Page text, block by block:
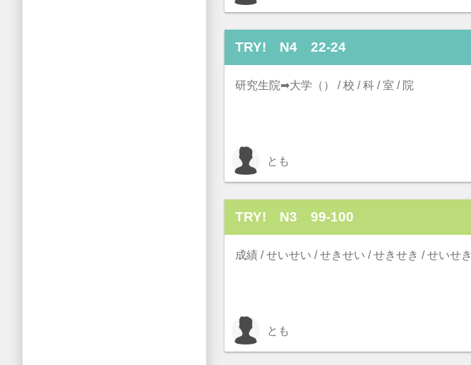
TRY! N4 22-24
研究生院➡大学（） / 校 / 科 / 室 / 院
とも
TRY! N3 99-100
成績 / せいせい / せきせい / せきせき / せいせき
とも